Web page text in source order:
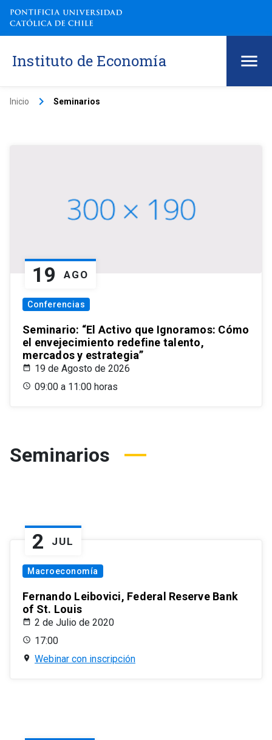
Instituto de Economía
Inicio keyboard_arrow_right Seminarios
19 AGO
Conferencias
Seminario: “El Activo que Ignoramos: Cómo
el envejecimiento redefine talento,
mercados y estrategia”
19 de Agosto de 2026
09:00 a 11:00 horas
Seminarios
2 JUL
Macroeconomía
Fernando Leibovici, Federal Reserve Bank
of St. Louis
2 de Julio de 2020
17:00
Webinar con inscripción